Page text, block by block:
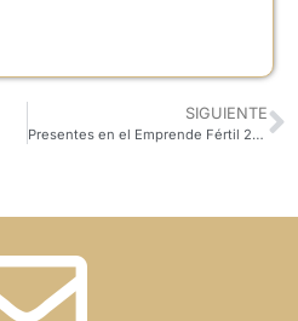
SIGUIENTE
Presentes en el Emprende Fértil 2019!